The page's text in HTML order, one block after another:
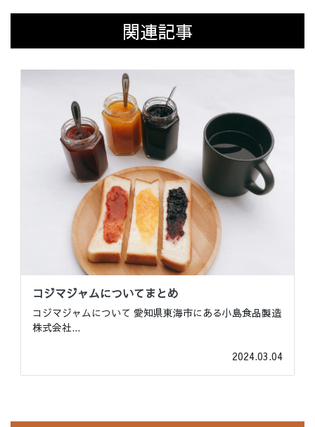
関連記事
コジマジャムについてまとめ
コジマジャムについて 愛知県東海市にある小島食品製造
株式会社...
2024.03.04